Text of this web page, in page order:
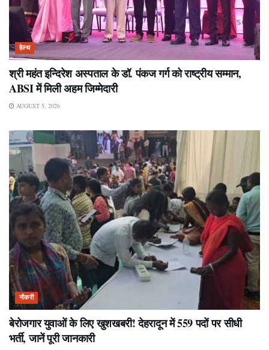
हेल्थ
श्री महंत इन्दिरेश अस्पताल के डॉ. पंकज गर्ग को राष्ट्रीय सम्मान,
ABSI में मिली अहम जिम्मेदारी
AUGUST 5, 2026
नौकरी
बेरोजगार युवाओं के लिए खुशखबरी! देहरादून में 559 पदों पर सीधी
भर्ती, जानें पूरी जानकारी